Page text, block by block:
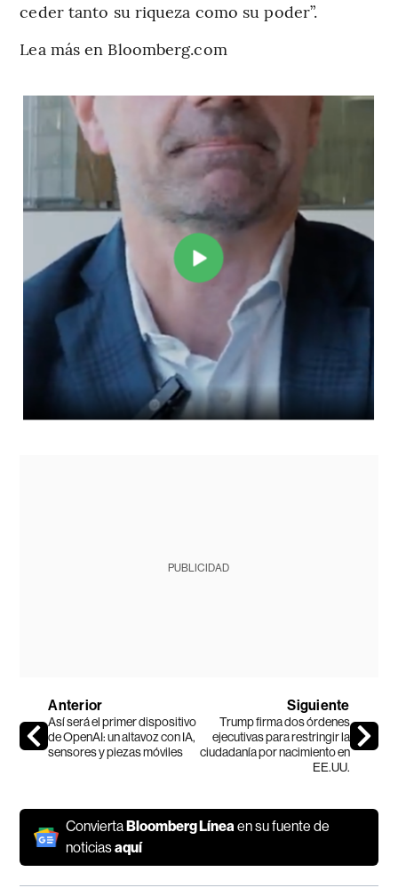
ceder tanto su riqueza como su poder”.
Lea más en Bloomberg.com
PUBLICIDAD
Anterior
Así será el primer dispositivo
de OpenAI: un altavoz con IA,
sensores y piezas móviles
Siguiente
Trump firma dos órdenes
ejecutivas para restringir la
ciudadanía por nacimiento en
EE.UU.
ConviertaBloomberg Líneaen su fuente de
noticiasaquí